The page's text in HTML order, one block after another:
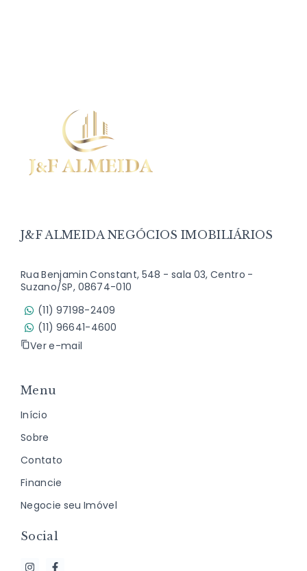
J&F ALMEIDA NEGÓCIOS IMOBILIÁRIOS
Rua Benjamin Constant, 548 - sala 03, Centro -
Suzano/SP, 08674-010
(11) 97198-2409
(11) 96641-4600
Ver e-mail
Menu
Início
Sobre
Contato
Financie
Negocie seu Imóvel
Social